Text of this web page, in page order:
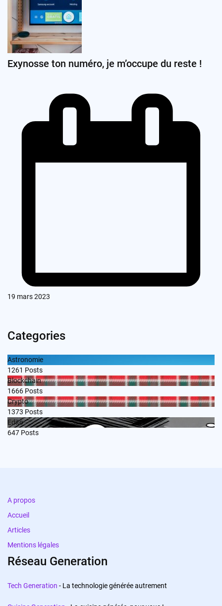
Exynosse ton numéro, je m’occupe du reste !
19 mars 2023
Categories
Astronomie
1261 Posts
Blockchain
1666 Posts
Crypto
1373 Posts
Edito
647 Posts
A propos
Accueil
Articles
Mentions légales
Réseau Generation
Tech Generation - La technologie générée autrement